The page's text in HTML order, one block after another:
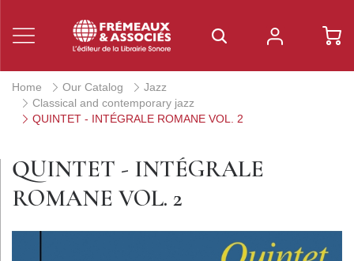
Home Our Catalog
Jazz
Classical and contemporary jazz
QUINTET - INTÉGRALE ROMANE VOL. 2
QUINTET - INTÉGRALE
ROMANE VOL. 2